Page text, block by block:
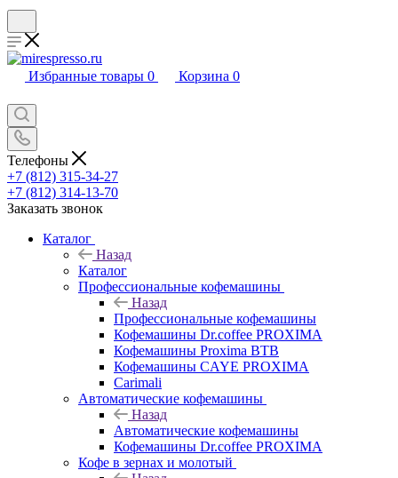
Избранные товары 0 Корзина 0
Телефоны
+7 (812) 315-34-27
+7 (812) 314-13-70
Заказать звонок
Каталог
Назад
Каталог
Профессиональные кофемашины
Назад
Профессиональные кофемашины
Кофемашины Dr.coffee PROXIMA
Кофемашины Proxima BTB
Кофемашины CAYE PROXIMA
Carimali
Автоматические кофемашины
Назад
Автоматические кофемашины
Кофемашины Dr.coffee PROXIMA
Кофе в зернах и молотый